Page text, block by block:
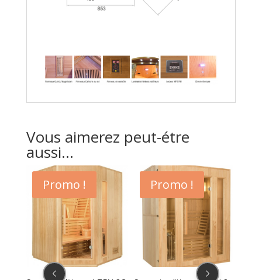
Vous aimerez peut-étre
aussi...
Promo ! Promo !